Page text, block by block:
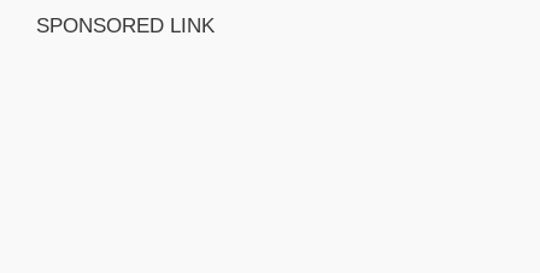
SPONSORED LINK